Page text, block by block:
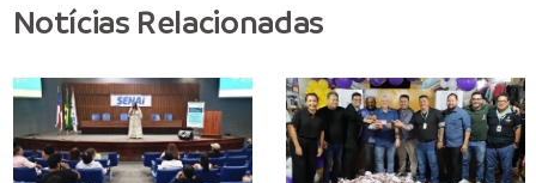
Notícias Relacionadas